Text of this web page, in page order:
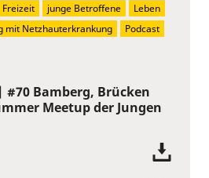
Bamberg, Brücken
Meetup der Jungen
Freizeit junge Betroffene
Leben
mit Netzhauterkrankung
Podcast